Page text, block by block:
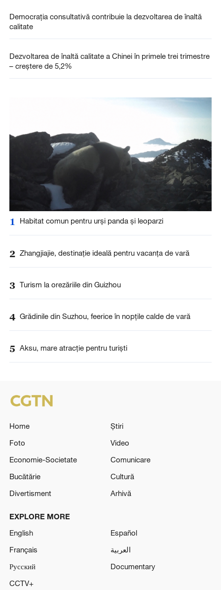
Democrația consultativă contribuie la dezvoltarea de înaltă
calitate
Dezvoltarea de înaltă calitate a Chinei în primele trei trimestre
– creștere de 5,2%
1 Habitat comun pentru urși panda și leoparzi
2 Zhangjiajie, destinație ideală pentru vacanța de vară
3 Turism la orezăriile din Guizhou
4 Grădinile din Suzhou, feerice în nopțile calde de vară
5 Aksu, mare atracție pentru turiști
Home
Știri
Foto
Video
Economie-Societate
Comunicare
Bucătărie
Cultură
Divertisment
Arhivă
EXPLORE MORE
English
Español
Français
العربية
Русский
Documentary
CCTV+